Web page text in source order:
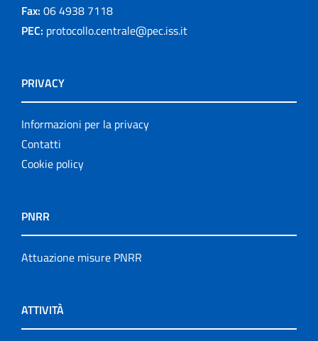
Fax: 06 4938 7118
PEC: protocollo.centrale@pec.iss.it
PRIVACY
Informazioni per la privacy
Contatti
Cookie policy
PNRR
Attuazione misure PNRR
ATTIVITÀ